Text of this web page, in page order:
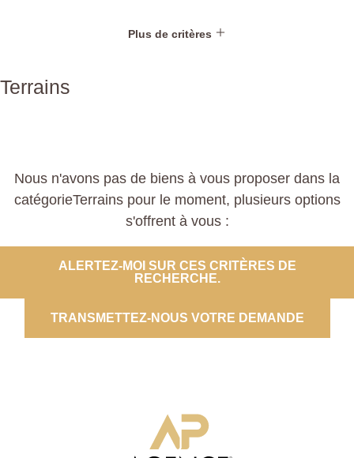
Plus de critères
Terrains
Nous n'avons pas de biens à vous proposer dans la
catégorieTerrains pour le moment, plusieurs options
s'offrent à vous :
ALERTEZ-MOI SUR CES CRITÈRES DE
RECHERCHE.
TRANSMETTEZ-NOUS VOTRE DEMANDE